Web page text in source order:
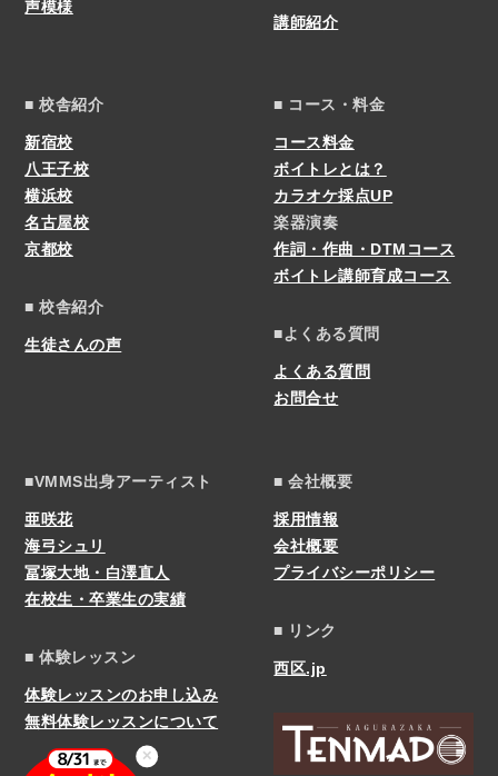
声模様
講師紹介
■ 校舎紹介
新宿校
八王子校
横浜校
名古屋校
京都校
■ 校舎紹介
生徒さんの声
■ コース・料金
コース料金
ボイトレとは？
カラオケ採点UP
楽器演奏
作詞・作曲・DTMコース
ボイトレ講師育成コース
■よくある質問
よくある質問
お問合せ
■VMMS出身アーティスト
亜咲花
海弓シュリ
冨塚大地・白澤直人
在校生・卒業生の実績
■ 体験レッスン
体験レッスンのお申し込み
無料体験レッスンについて
■ 会社概要
採用情報
会社概要
プライバシーポリシー
■ リンク
西区.jp
✕